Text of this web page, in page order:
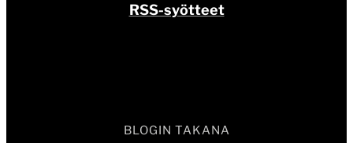
BLOGIN TAKANA
RSS-syötteet